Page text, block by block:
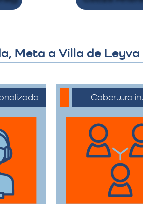
Meta a Villa de Leyva
en
Cobertura
Ofrecemos
de trasteos en
ciudad de
facilitando su
a cualquier